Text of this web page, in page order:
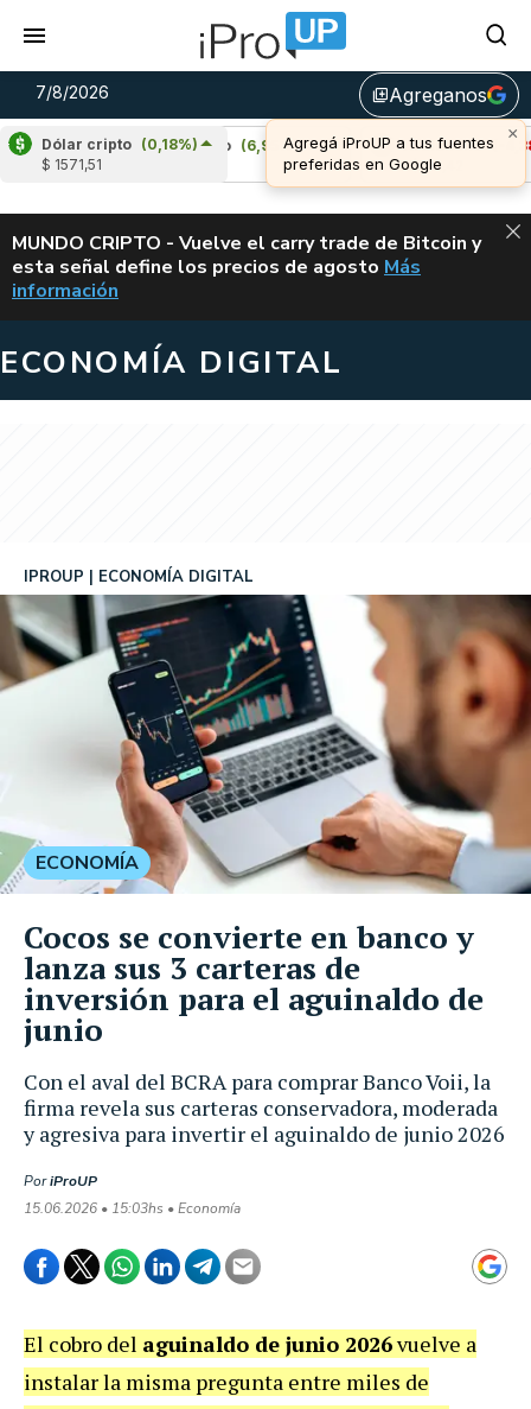
7/8/2026 library_addAgreganos
Dólar cripto (0,18%)
$ 1571,51
Cardano
(6,95%)
Avalanche (-4,38%)
u$s 6,42
ALERTA
MUNDO CRIPTO - Vuelve el carry trade de Bitcoin y
esta señal define los precios de agosto VUELVE EL
Más
información
ECONOMÍA DIGITAL
Con el aval del BCRA para comprar Banco Voii, la
firma revela sus carteras conservadora, moderada
y agresiva para invertir el aguinaldo de junio 2026
IPROUP ECONOMÍA DIGITAL
PoriProUP
15.06.2026 • 15:03hs • Economía
ECONOMÍA
Cocos se convierte en banco y
lanza sus 3 carteras de
inversión para el aguinaldo de
junio
El cobro del aguinaldo de junio 2026vuelve a
instalar la misma pregunta entre miles de